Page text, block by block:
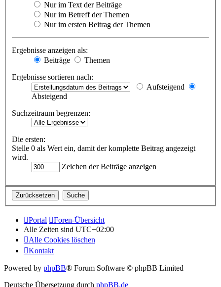
Nur im Text der Beiträge
Nur im Betreff der Themen
Nur im ersten Beitrag der Themen
Ergebnisse anzeigen als:
Beiträge
Themen
Ergebnisse sortieren nach:
Aufsteigend
Absteigend
Suchzeitraum begrenzen:
Die ersten:
Stelle 0 als Wert ein, damit der komplette Beitrag angezeigt
wird.
Zeichen der Beiträge anzeigen
Portal
Foren-Übersicht
Alle Zeiten sind UTC+02:00
Alle Cookies löschen
Kontakt
Powered by phpBB® Forum Software © phpBB Limited
Deutsche Übersetzung durch phpBB.de